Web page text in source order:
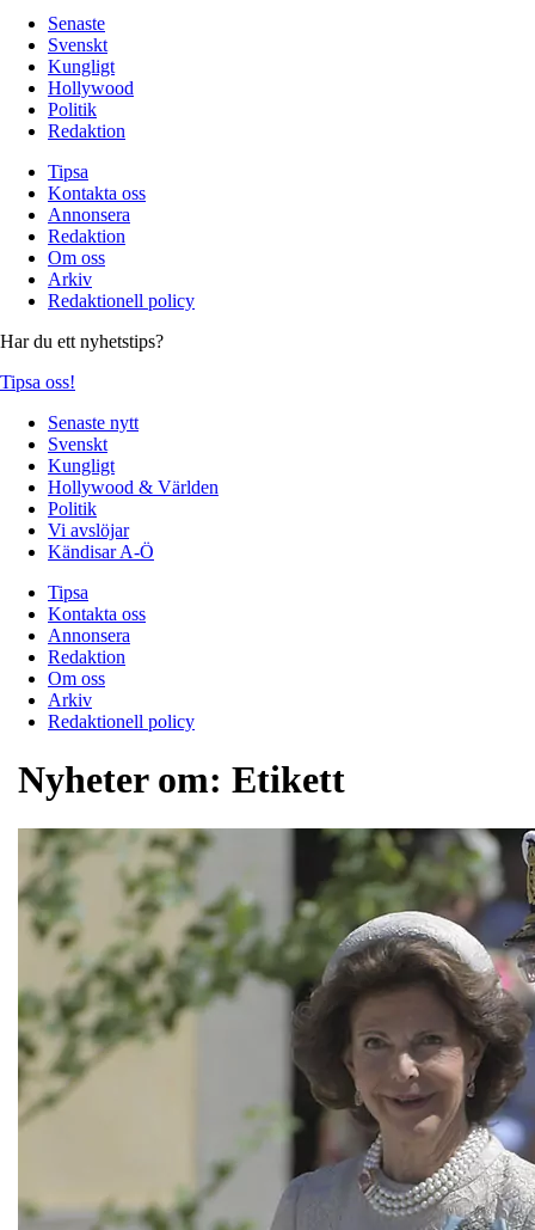
Senaste
Svenskt
Kungligt
Hollywood
Politik
Redaktion
Tipsa
Kontakta oss
Annonsera
Redaktion
Om oss
Arkiv
Redaktionell policy
Har du ett nyhetstips?
Tipsa oss!
Senaste nytt
Svenskt
Kungligt
Hollywood & Världen
Politik
Vi avslöjar
Kändisar A-Ö
Tipsa
Kontakta oss
Annonsera
Redaktion
Om oss
Arkiv
Redaktionell policy
Nyheter om: Etikett